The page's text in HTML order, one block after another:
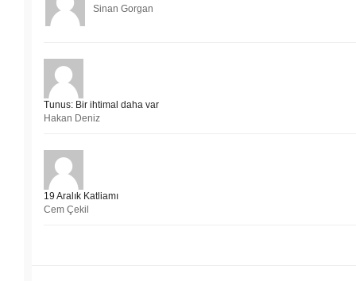
Sinan Gorgan
Tunus: Bir ihtimal daha var
Hakan Deniz
19 Aralık Katliamı
Cem Çekil